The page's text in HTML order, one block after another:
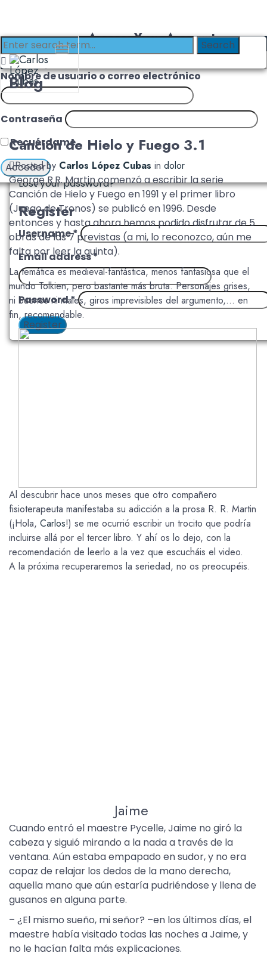
Access Your Account
Login
Username or email address*
Password
Remember me
Log in
Lost your password?
Register
Username*
Email address*
Password*
Register
Login with Clinika
Nombre de usuario o correo electrónico
Contraseña
Recuérdame
Blog
Canción de Hielo y Fuego 3.1
Posted by Carlos López Cubas in dolor
George R.R. Martin comenzó a escribir la serie
Canción de Hielo y Fuego en 1991 y el primer libro
(Juego de Tronos) se publicó en 1996. Desde
entonces y hasta ahora hemos podido disfrutar de 5
obras de las 7 previstas (a mi, lo reconozco, aún me
falta por leer la quinta).
La temática es medieval-fantástica, menos fantasiosa que el
mundo Tolkien, pero bastante más bruta. Personajes grises,
ni buenos ni males, giros imprevisibles del argumento,… en
fin, recomendable.
Al descubrir hace unos meses que otro compañero
fisioterapeuta manifestaba su adicción a la prosa R. R. Martin
(¡Hola, Carlos!) se me ocurrió escribir un trocito que podría
incluirse allá por el tercer libro. Y ahí os lo dejo, con la
recomendación de leerlo a la vez que escucháis el video.
A la próxima recuperaremos la seriedad, no os preocupéis.
Jaime
Cuando entró el maestre Pycelle, Jaime no giró la
cabeza y siguió mirando a la nada a través de la
ventana. Aún estaba empapado en sudor, y no era
capaz de relajar los dedos de la mano derecha,
aquella mano que aún estaría pudriéndose y llena de
gusanos en alguna parte.
– ¿El mismo sueño, mi señor? –en los últimos días, el
maestre había visitado todas las noches a Jaime, y
no le hacían falta más explicaciones.